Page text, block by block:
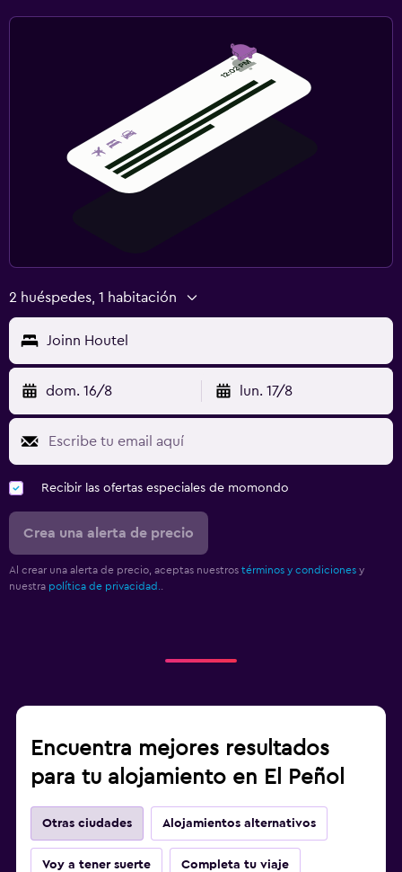
2 huéspedes, 1 habitación
Joinn Houtel
dom. 16/8 lun. 17/8
Recibir las ofertas especiales de momondo
Crea una alerta de precio
Al crear una alerta de precio, aceptas nuestros términos y condiciones y
nuestra política de privacidad.
Encuentra mejores resultados
para tu alojamiento en El Peñol
Otras ciudades Alojamientos alternativos
Voy a tener suerte Completa tu viaje